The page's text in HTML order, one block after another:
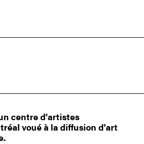
centre d'artistes
voué à la diffusion d'art